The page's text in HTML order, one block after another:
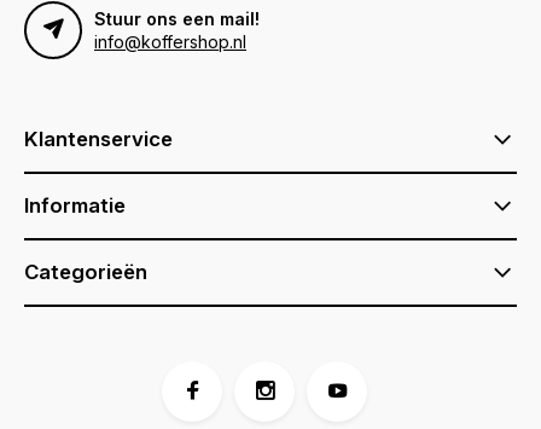
Stuur ons een mail!
info@koffershop.nl
Klantenservice
Informatie
Categorieën